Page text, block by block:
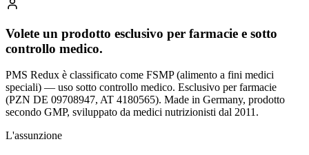
Volete un prodotto esclusivo per farmacie e sotto
controllo medico.
PMS Redux è classificato come FSMP (alimento a fini medici
speciali) — uso sotto controllo medico. Esclusivo per farmacie
(PZN DE 09708947, AT 4180565). Made in Germany, prodotto
secondo GMP, sviluppato da medici nutrizionisti dal 2011.
L'assunzione